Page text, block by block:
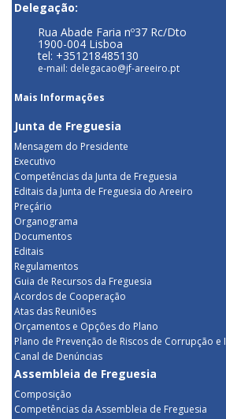
Delegação:
Rua Abade Faria nº37 Rc/Dto
1900-004 Lisboa
tel: +351218485130
e-mail: delegacao@jf-areeiro.pt
Mais Informações
Junta de Freguesia
Mensagem do Presidente
Executivo
Competências da Junta de Freguesia
Editais da Junta de Freguesia do Areeiro
Preçário
Organograma
Documentos
Editais
Regulamentos
Guia de Recursos da Freguesia
Acordos de Cooperação
Atas das Reuniões
Orçamentos e Opções do Plano
Plano de Prevenção de Riscos de Corrupção e
Canal de Denúncias
Assembleia de Freguesia
Composição
Competências da Assembleia de Freguesia